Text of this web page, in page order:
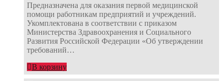
Предназначена для оказания первой медицинской
помощи работникам предприятий и учреждений.
Укомплектована в соответствии с приказом
Министерства Здравоохранения и Социального
Развития Российской Федерации «Об утверждении
требований…
В корзину